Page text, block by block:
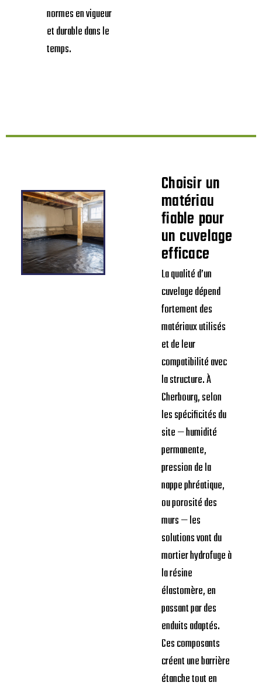
normes en vigueur
et durable dans le
temps.
Choisir un
matériau
fiable pour
un cuvelage
efficace
La qualité d’un
cuvelage dépend
fortement des
matériaux utilisés
et de leur
compatibilité avec
la structure. À
Cherbourg, selon
les spécificités du
site — humidité
permanente,
pression de la
nappe phréatique,
ou porosité des
murs — les
solutions vont du
mortier hydrofuge à
la résine
élastomère, en
passant par des
enduits adaptés.
Ces composants
créent une barrière
étanche tout en